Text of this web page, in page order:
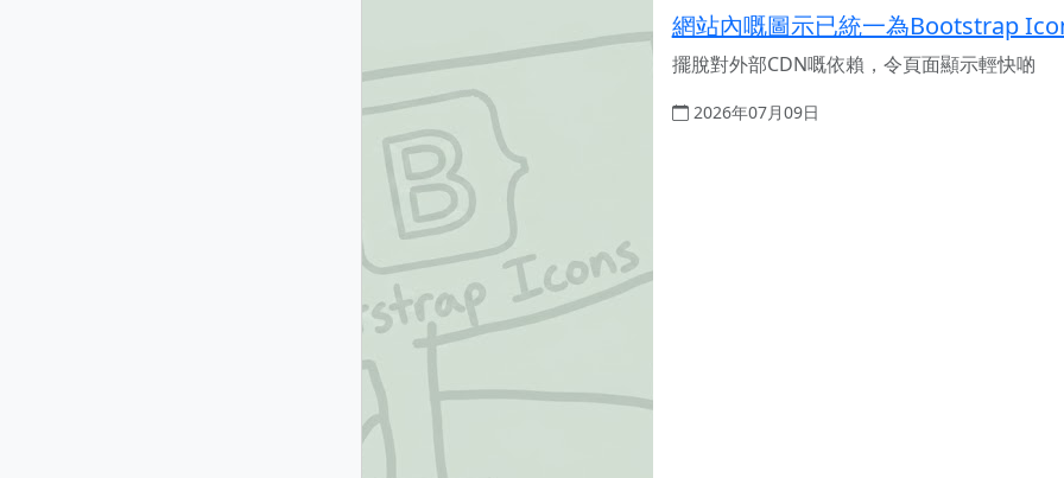
網站內嘅圖示已統一為Bootstrap
擺脫對外部CDN嘅依賴，令頁面顯示輕快啲
2026年07月09日